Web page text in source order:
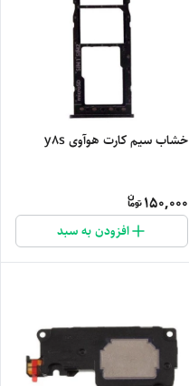
خشاب سیم کارت هوآوی y8s
150,000
افزودن به سبد